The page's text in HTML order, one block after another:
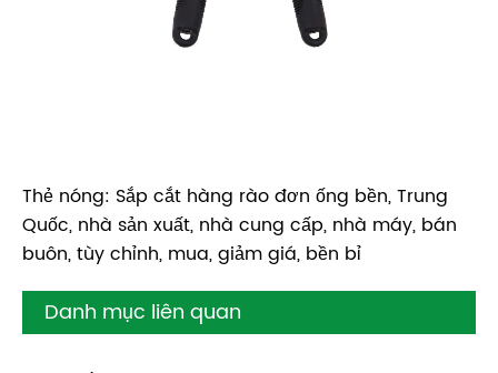
Thẻ nóng: Sắp cắt hàng rào đơn ống bền, Trung
Quốc, nhà sản xuất, nhà cung cấp, nhà máy, bán
buôn, tùy chỉnh, mua, giảm giá, bền bỉ
Danh mục liên quan